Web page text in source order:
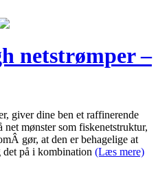
netstrømper –
giver dine ben et raffinerende
net mønster som fiskenetstruktur,
gør, at den er behagelige at
på i kombination (Læs mere)